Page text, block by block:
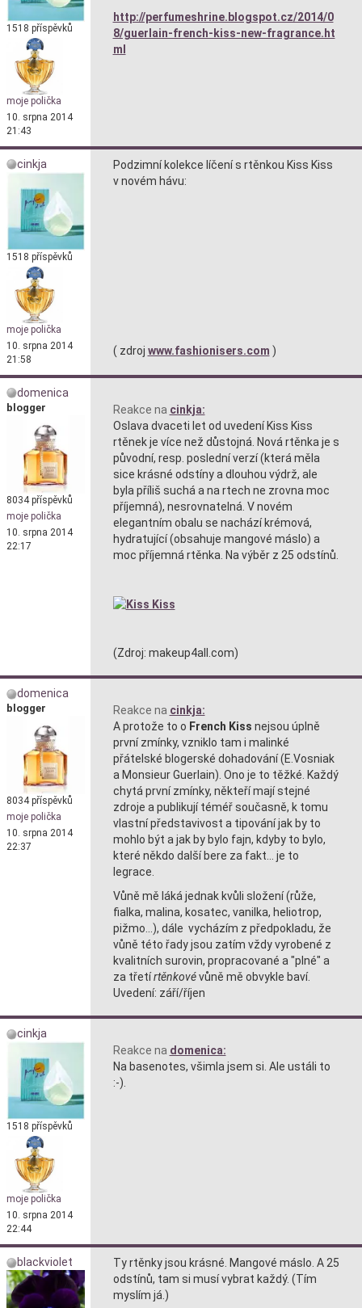
1518 příspěvků
moje polička
10. srpna 2014
21:43
http://perfumeshrine.blogspot.cz/2014/0
8/guerlain-french-kiss-new-fragrance.ht
ml
cinkja
1518 příspěvků
moje polička
10. srpna 2014
21:58
Podzimní kolekce líčení s rtěnkou Kiss Kiss
v novém hávu:
( zdroj www.fashionisers.com )
domenica
blogger
8034 příspěvků
moje polička
10. srpna 2014
22:17
Reakce na cinkja:
Oslava dvaceti let od uvedení Kiss Kiss
rtěnek je více než důstojná. Nová rtěnka je s
původní, resp. poslední verzí (která měla
sice krásné odstíny a dlouhou výdrž, ale
byla příliš suchá a na rtech ne zrovna moc
příjemná), nesrovnatelná. V novém
elegantním obalu se nachází krémová,
hydratující (obsahuje mangové máslo) a
moc příjemná rtěnka. Na výběr z 25 odstínů.
(Zdroj: makeup4all.com)
domenica
blogger
8034 příspěvků
moje polička
10. srpna 2014
22:37
Reakce na cinkja:
A protože to o French Kiss nejsou úplně
první zmínky, vzniklo tam i malinké
přátelské blogerské dohadování (E.Vosniak
a Monsieur Guerlain). Ono je to těžké. Každý
chytá první zmínky, někteří mají stejné
zdroje a publikují téméř současně, k tomu
vlastní představivost a tipování jak by to
mohlo být a jak by bylo fajn, kdyby to bylo,
které někdo další bere za fakt... je to
legrace.
Vůně mě láká jednak kvůli složení (růže,
fialka, malina, kosatec, vanilka, heliotrop,
pižmo...), dále vycházím z předpokladu, že
vůně této řady jsou zatím vždy vyrobené z
kvalitních surovin, propracované a "plné" a
za třetírtěnkovévůně mě obvykle baví.
Uvedení: září/říjen
cinkja
1518 příspěvků
moje polička
10. srpna 2014
22:44
Reakce na domenica:
Na basenotes, všimla jsem si. Ale ustáli to
:-).
blackviolet
Ty rtěnky jsou krásné. Mangové máslo. A 25
odstínů, tam si musí vybrat každý. (Tím
myslím já.)